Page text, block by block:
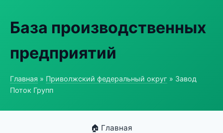
База производственных
предприятий
Главная » Приволжский федеральный округ » Завод
Поток Групп
🏠 Главная